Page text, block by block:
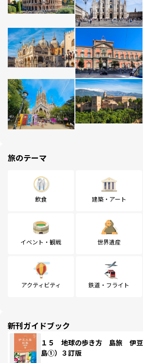
旅のテーマ
飲食 建築・アート
イベント・観戦 世界遺産
アクティビティ 鉄道・フライト
新刊ガイドブック
１５ 地球の歩き方 島旅 伊
島①）３訂版